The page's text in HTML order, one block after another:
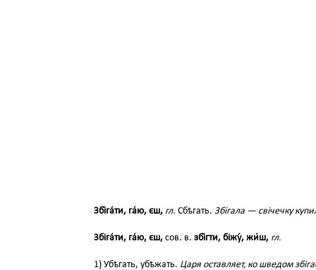
Збі́га́ти, га́ю, єш, гл. Сбѣгать. Збігала — свічечку
Збіга́ти, га́ю, єш, сов. в. збі́гти, біжу́, жи́ш, гл.
1) Убѣгать, убѣжать. Царя оставляет, ко шведом